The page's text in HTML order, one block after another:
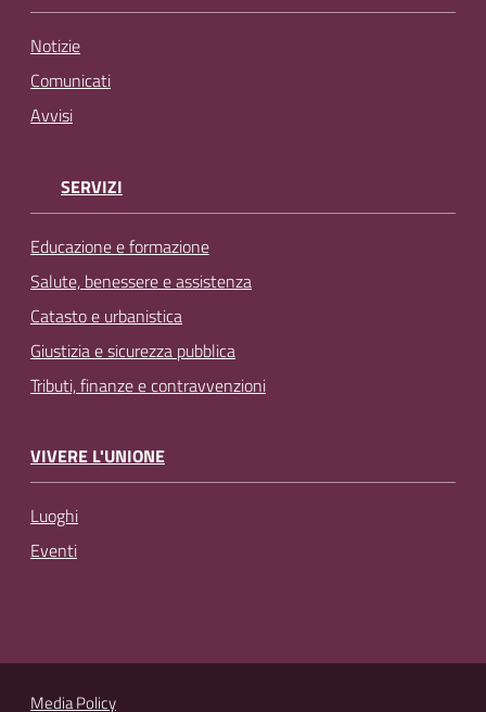
Notizie
Comunicati
Avvisi
SERVIZI
Educazione e formazione
Salute, benessere e assistenza
Catasto e urbanistica
Giustizia e sicurezza pubblica
Tributi, finanze e contravvenzioni
VIVERE L'UNIONE
Luoghi
Eventi
Media Policy